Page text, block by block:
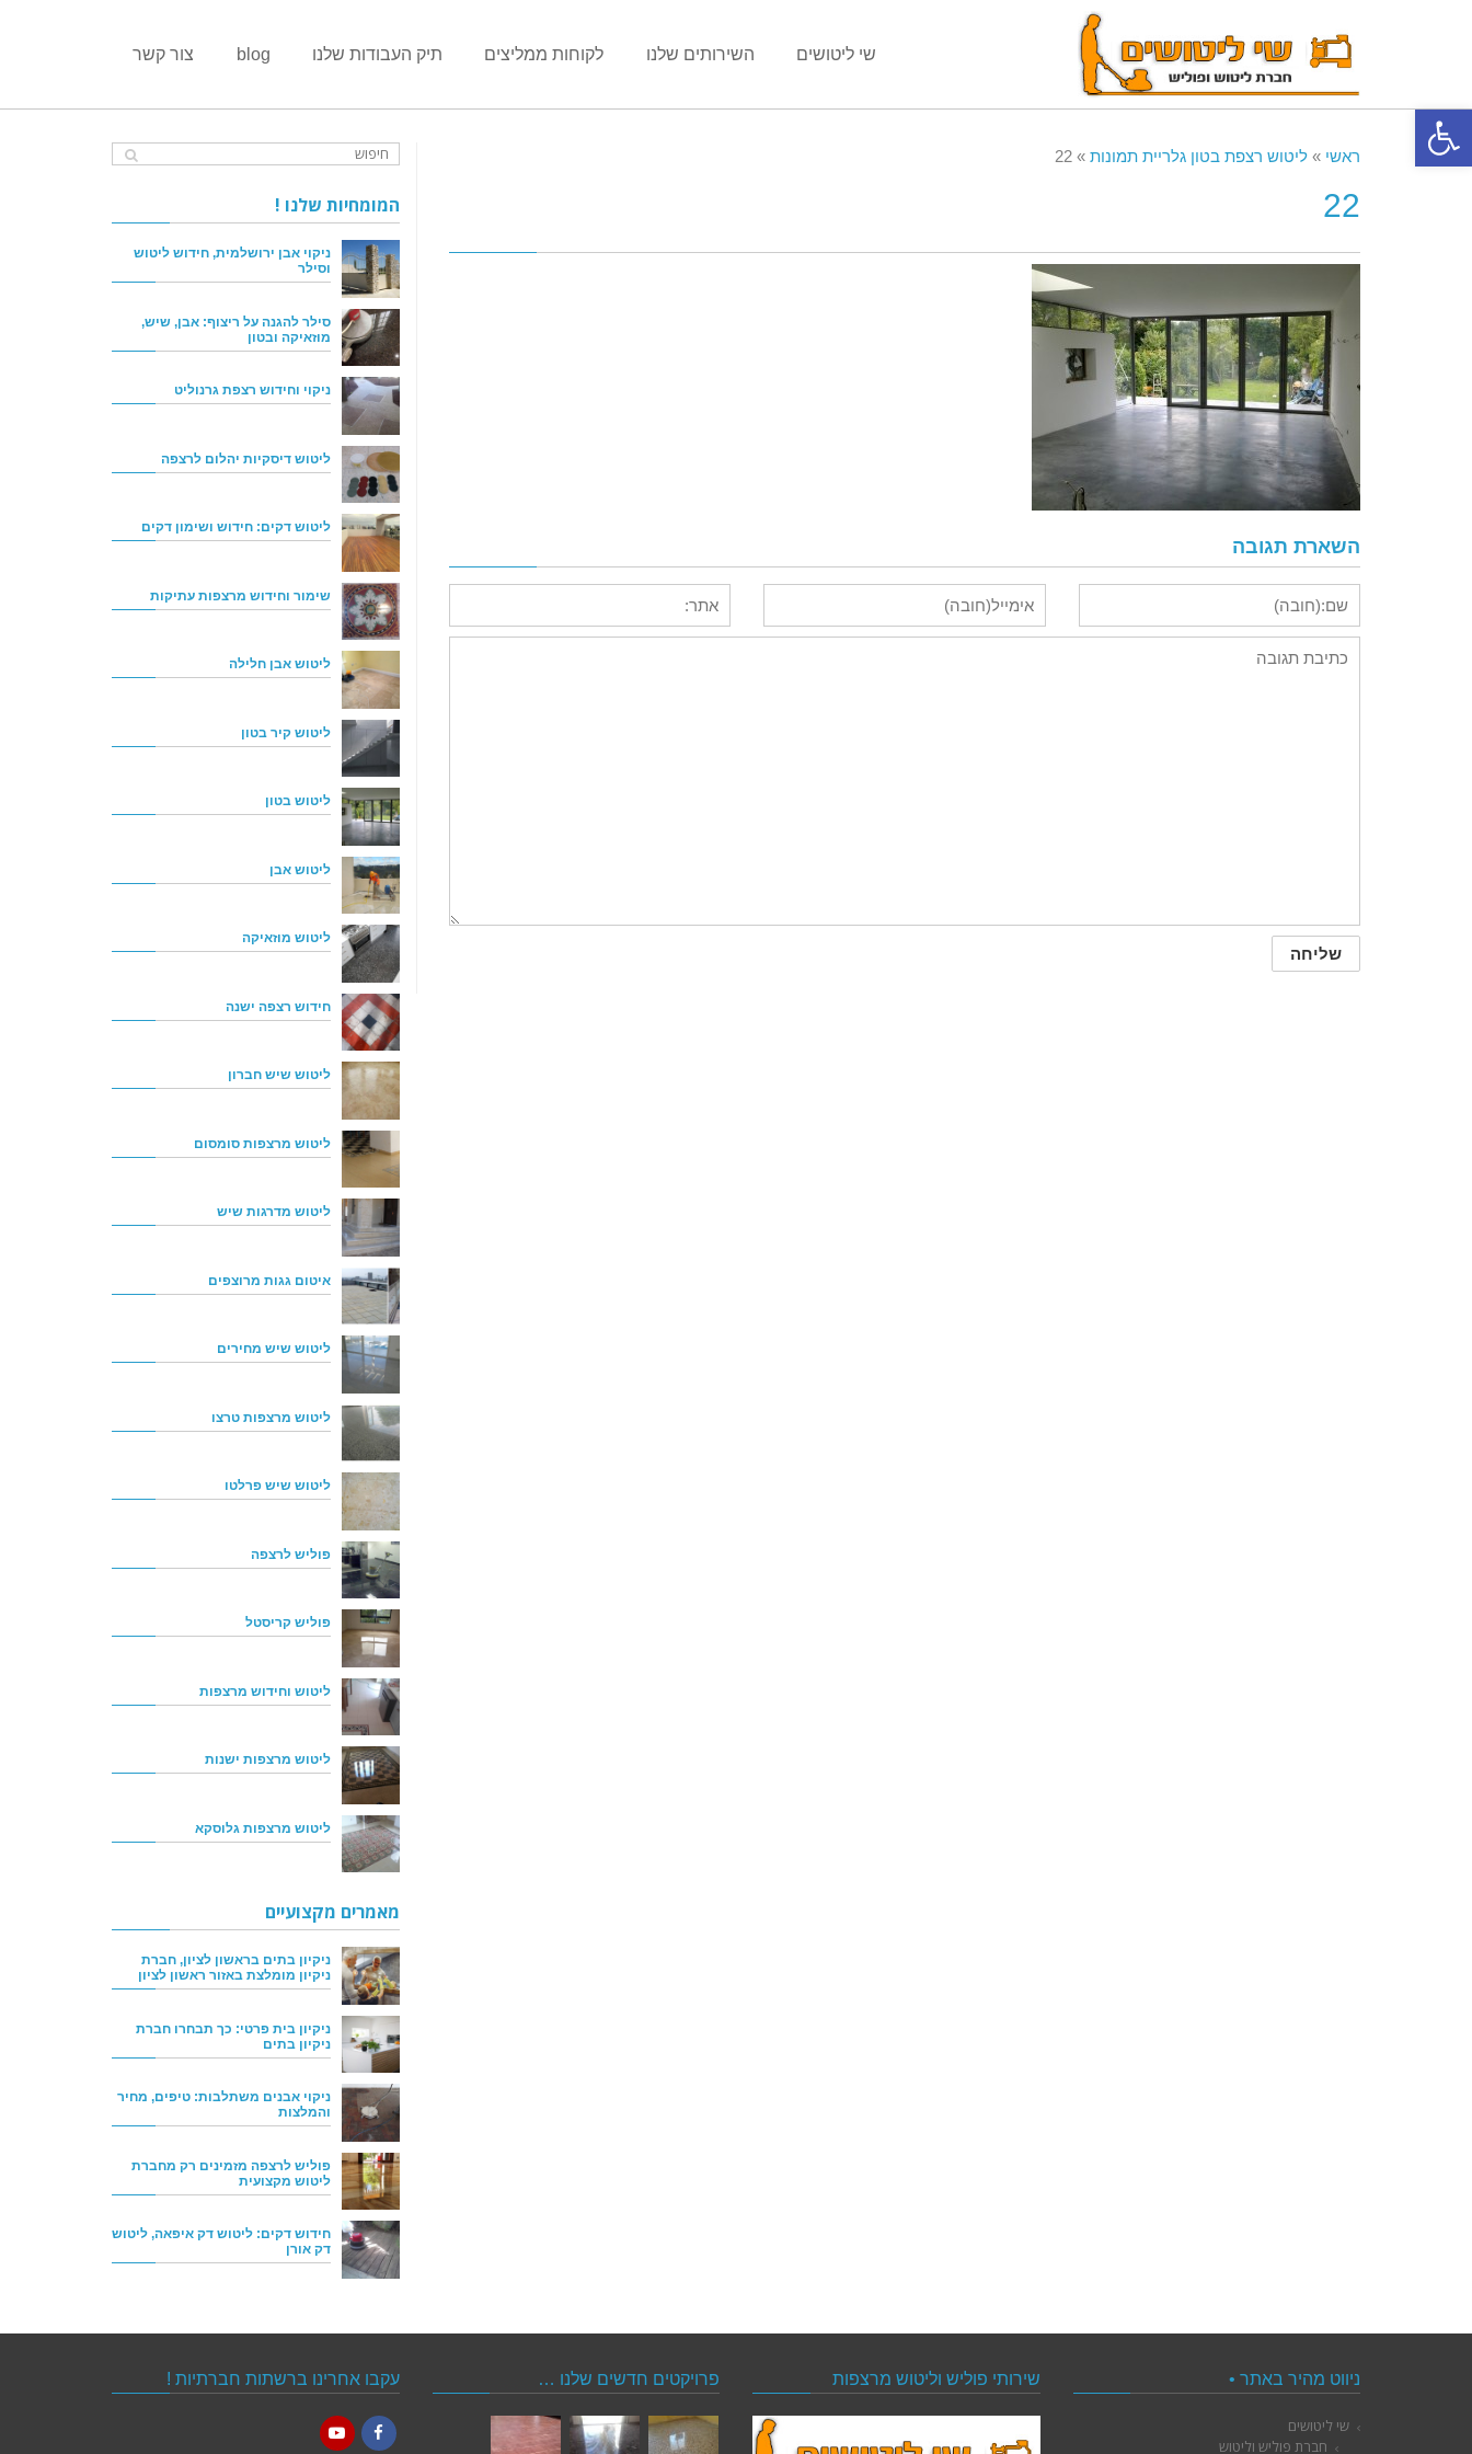
פתח סרגל נגישות
שי ליטושים השירותים שלנו לקוחות ממליצים תיק העבודות שלנו blog צור קשר
ראשי » ליטוש רצפת בטון גלריית תמונות »
22
22
השארת תגובה
המומחיות שלנו !
ניקוי אבן ירושלמית, חידוש ליטוש
וסילר
סילר להגנה על ריצוף: אבן, שיש,
מוזאיקה ובטון
ניקוי וחידוש רצפת גרנוליט
ליטוש דיסקיות יהלום לרצפה
ליטוש דקים: חידוש ושימון דקים
שימור וחידוש מרצפות עתיקות
ליטוש אבן חלילה
ליטוש קיר בטון
ליטוש בטון
ליטוש אבן
ליטוש מוזאיקה
חידוש רצפה ישנה
ליטוש שיש חברון
ליטוש מרצפות סומסום
ליטוש מדרגות שיש
איטום גגות מרוצפים
ליטוש שיש מחירים
ליטוש מרצפות טרצו
ליטוש שיש פרלטו
פוליש לרצפה
פוליש קריסטל
ליטוש וחידוש מרצפות
ליטוש מרצפות ישנות
ליטוש מרצפות גלוסקא
מאמרים מקצועיים
ניקיון בתים בראשון לציון, חברת
ניקיון מומלצת באזור ראשון לציון
ניקיון בית פרטי: כך תבחרו חברת
ניקיון בתים
ניקוי אבנים משתלבות: טיפים, מחיר
והמלצות
פוליש לרצפה מזמינים רק מחברת
ליטוש מקצועית
חידוש דקים: ליטוש דק איפאה, ליטוש
דק אורן
ניווט מהיר באתר •
שי ליטושים
חברת פוליש וליטוש
שירותי פוליש וליטוש מרצפות פרויקטים חדשים שלנו … עקבו אחרינו ברשתות חברתיות !